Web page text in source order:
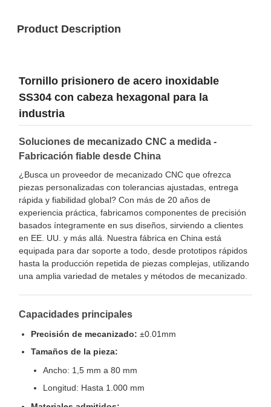
Product Description
Tornillo prisionero de acero inoxidable
SS304 con cabeza hexagonal para la
industria
Soluciones de mecanizado CNC a medida -
Fabricación fiable desde China
¿Busca un proveedor de mecanizado CNC que ofrezca
piezas personalizadas con tolerancias ajustadas, entrega
rápida y fiabilidad global? Con más de 20 años de
experiencia práctica, fabricamos componentes de precisión
basados íntegramente en sus diseños, sirviendo a clientes
en EE. UU. y más allá. Nuestra fábrica en China está
equipada para dar soporte a todo, desde prototipos rápidos
hasta la producción repetida de piezas complejas, utilizando
una amplia variedad de metales y métodos de mecanizado.
Capacidades principales
Precisión de mecanizado: ±0.01mm
Tamaños de la pieza:
Ancho: 1,5 mm a 80 mm
Longitud: Hasta 1.000 mm